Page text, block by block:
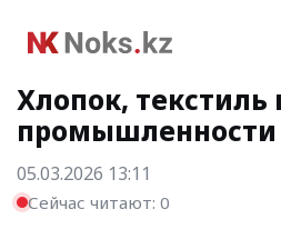
Хлопок, текстиль
промышленности
05.03.2026 13:11
Сейчас читают: 0